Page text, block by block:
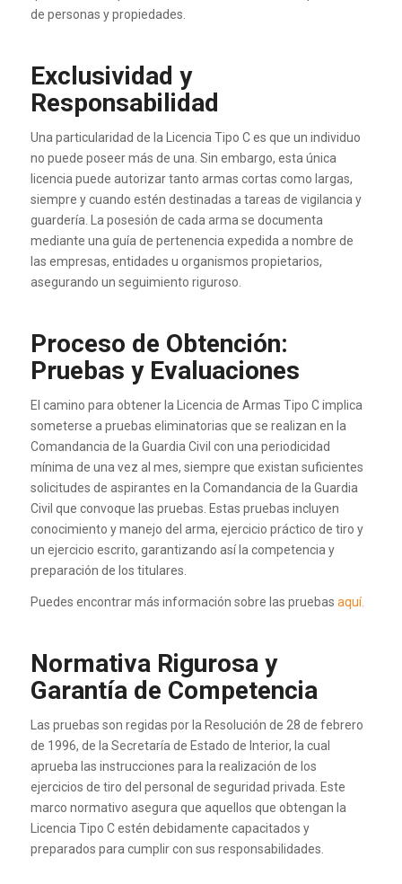
de personas y propiedades.
Exclusividad y
Responsabilidad
Una particularidad de la Licencia Tipo C es que un individuo
no puede poseer más de una. Sin embargo, esta única
licencia puede autorizar tanto armas cortas como largas,
siempre y cuando estén destinadas a tareas de vigilancia y
guardería. La posesión de cada arma se documenta
mediante una guía de pertenencia expedida a nombre de
las empresas, entidades u organismos propietarios,
asegurando un seguimiento riguroso.
Proceso de Obtención:
Pruebas y Evaluaciones
El camino para obtener la Licencia de Armas Tipo C implica
someterse a pruebas eliminatorias que se realizan en la
Comandancia de la Guardia Civil con una periodicidad
mínima de una vez al mes, siempre que existan suficientes
solicitudes de aspirantes en la Comandancia de la Guardia
Civil que convoque las pruebas. Estas pruebas incluyen
conocimiento y manejo del arma, ejercicio práctico de tiro y
un ejercicio escrito, garantizando así la competencia y
preparación de los titulares.
Puedes encontrar más información sobre las pruebas aquí.
Normativa Rigurosa y
Garantía de Competencia
Las pruebas son regidas por la Resolución de 28 de febrero
de 1996, de la Secretaría de Estado de Interior, la cual
aprueba las instrucciones para la realización de los
ejercicios de tiro del personal de seguridad privada. Este
marco normativo asegura que aquellos que obtengan la
Licencia Tipo C estén debidamente capacitados y
preparados para cumplir con sus responsabilidades.